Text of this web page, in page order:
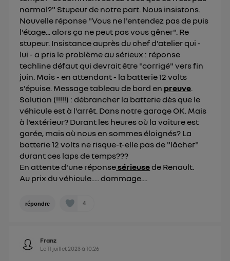
normal?" Stupeur de notre part. Nous insistons.
Nouvelle réponse "Vous ne l'entendez pas de puis
l'étage... alors ça ne peut pas vous gêner". Re
stupeur. Insistance auprès du chef d'atelier qui -
lui - a pris le problème au sérieux : réponse
techline défaut qui devrait être "corrigé" vers fin
juin. Mais - en attendant - la batterie 12 volts
s'épuise. Message tableau de bord en preuve.
Solution (!!!!!) : débrancher la batterie dès que le
véhicule est à l'arrêt. Dans notre garage OK. Mais
à l'extérieur? Durant les heures où la voiture est
garée, mais où nous en sommes éloignés? La
batterie 12 volts ne risque-t-elle pas de "lâcher"
durant ces laps de temps???
En attente d'une réponsesérieusede Renault.
Au prix du véhicule..... dommage....
répondre 4
Franz
Le11 juillet 2023 à10:26